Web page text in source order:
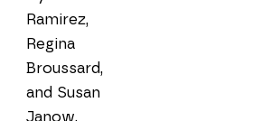
Ramirez,
Regina
Broussard,
and Susan
Janow.